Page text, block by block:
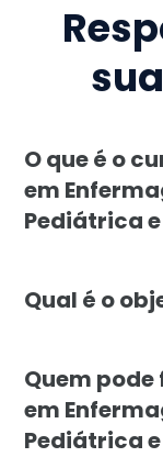
O que é o
em
Pediátrica
Qual é o
Quem
em
Pediátrica